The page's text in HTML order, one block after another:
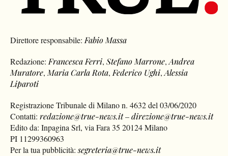
Direttore responsabile: Fabio Massa
Redazione: Francesca Ferri,Stefano Marrone,Andrea
Muratore, Maria Carla Rota, Federico Ughi,Alessia
Liparoti
Registrazione Tribunale di Milano n. 4632 del 03/06/2020
Contatti:redazione@true-news.it–direzione@true-news.it
Edito da: Inpagina Srl, via Fara 35 20124 Milano
PI 11299360963
Per la tua pubblicità:segreteria@true-news.it